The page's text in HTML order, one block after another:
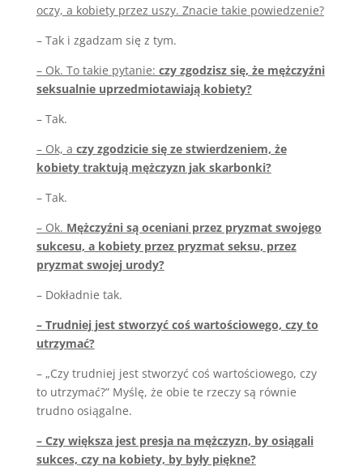
oczy, a kobiety przez uszy. Znacie takie powiedzenie?
– Tak i zgadzam się z tym.
– Ok. To takie pytanie: czy zgodzisz się, że mężczyźni
seksualnie uprzedmiotawiają kobiety?
– Tak.
– Ok, a czy zgodzicie się ze stwierdzeniem, że
kobiety traktują mężczyzn jak skarbonki?
– Tak.
– Ok. Mężczyźni są oceniani przez pryzmat swojego
sukcesu, a kobiety przez pryzmat seksu, przez
pryzmat swojej urody?
– Dokładnie tak.
– Trudniej jest stworzyć coś wartościowego, czy to
utrzymać?
– „Czy trudniej jest stworzyć coś wartościowego, czy
to utrzymać?” Myślę, że obie te rzeczy są równie
trudno osiągalne.
– Czy większa jest presja na mężczyzn, by osiągali
sukces, czy na kobiety, by były piękne?